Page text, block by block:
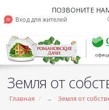
Вход для жителей
ПОЗВОНИТЕ
Земля от
Главная → Земля от